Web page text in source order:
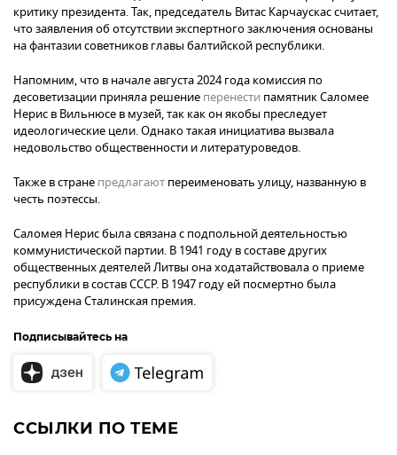
критику президента. Так, председатель Витас Карчаускас считает,
что заявления об отсутствии экспертного заключения основаны
на фантазии советников главы балтийской республики.
Напомним, что в начале августа 2024 года комиссия по
десоветизации приняла решение перенести памятник Саломее
Нерис в Вильнюсе в музей, так как он якобы преследует
идеологические цели. Однако такая инициатива вызвала
недовольство общественности и литературоведов.
Также в стране предлагают переименовать улицу, названную в
честь поэтессы.
Саломея Нерис была связана с подпольной деятельностью
коммунистической партии. В 1941 году в составе других
общественных деятелей Литвы она ходатайствовала о приеме
республики в состав СССР. В 1947 году ей посмертно была
присуждена Сталинская премия.
Подписывайтесь на
ССЫЛКИ ПО ТЕМЕ